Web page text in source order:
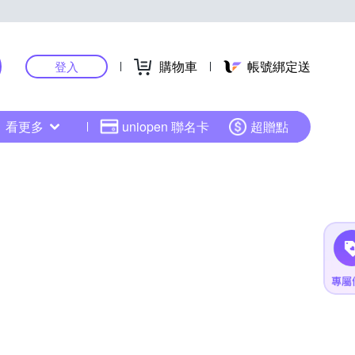
登入 購物車 帳號綁定送
看更多 uniopen 聯名卡 超贈點